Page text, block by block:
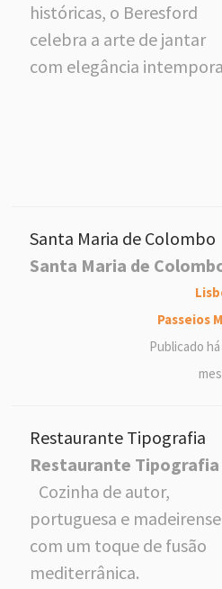
históricas, o Beresford
celebra a arte de jantar
com elegância
Santa Maria de Colombo
Santa Maria de
Passeios
Publicado
Restaurante Tipografia
Restaurante Tipografia
Cozinha de autor,
portuguesa e madeirense
com um toque de fusão
mediterrânica.